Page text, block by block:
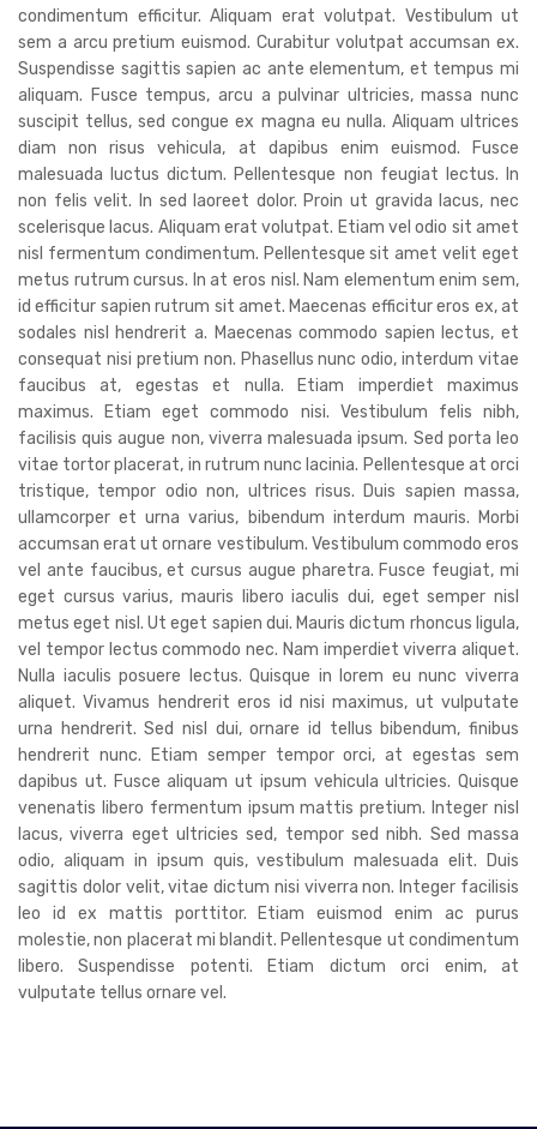
condimentum efficitur. Aliquam erat volutpat. Vestibulum ut
sem a arcu pretium euismod. Curabitur volutpat accumsan ex.
Suspendisse sagittis sapien ac ante elementum, et tempus mi
aliquam. Fusce tempus, arcu a pulvinar ultricies, massa nunc
suscipit tellus, sed congue ex magna eu nulla. Aliquam ultrices
diam non risus vehicula, at dapibus enim euismod. Fusce
malesuada luctus dictum. Pellentesque non feugiat lectus. In
non felis velit. In sed laoreet dolor. Proin ut gravida lacus, nec
scelerisque lacus. Aliquam erat volutpat. Etiam vel odio sit amet
nisl fermentum condimentum. Pellentesque sit amet velit eget
metus rutrum cursus. In at eros nisl. Nam elementum enim sem,
id efficitur sapien rutrum sit amet. Maecenas efficitur eros ex, at
sodales nisl hendrerit a. Maecenas commodo sapien lectus, et
consequat nisi pretium non. Phasellus nunc odio, interdum vitae
faucibus at, egestas et nulla. Etiam imperdiet maximus
maximus. Etiam eget commodo nisi. Vestibulum felis nibh,
facilisis quis augue non, viverra malesuada ipsum. Sed porta leo
vitae tortor placerat, in rutrum nunc lacinia. Pellentesque at orci
tristique, tempor odio non, ultrices risus. Duis sapien massa,
ullamcorper et urna varius, bibendum interdum mauris. Morbi
accumsan erat ut ornare vestibulum. Vestibulum commodo eros
vel ante faucibus, et cursus augue pharetra. Fusce feugiat, mi
eget cursus varius, mauris libero iaculis dui, eget semper nisl
metus eget nisl. Ut eget sapien dui. Mauris dictum rhoncus ligula,
vel tempor lectus commodo nec. Nam imperdiet viverra aliquet.
Nulla iaculis posuere lectus. Quisque in lorem eu nunc viverra
aliquet. Vivamus hendrerit eros id nisi maximus, ut vulputate
urna hendrerit. Sed nisl dui, ornare id tellus bibendum, finibus
hendrerit nunc. Etiam semper tempor orci, at egestas sem
dapibus ut. Fusce aliquam ut ipsum vehicula ultricies. Quisque
venenatis libero fermentum ipsum mattis pretium. Integer nisl
lacus, viverra eget ultricies sed, tempor sed nibh. Sed massa
odio, aliquam in ipsum quis, vestibulum malesuada elit. Duis
sagittis dolor velit, vitae dictum nisi viverra non. Integer facilisis
leo id ex mattis porttitor. Etiam euismod enim ac purus
molestie, non placerat mi blandit. Pellentesque ut condimentum
libero. Suspendisse potenti. Etiam dictum orci enim, at
vulputate tellus ornare vel.